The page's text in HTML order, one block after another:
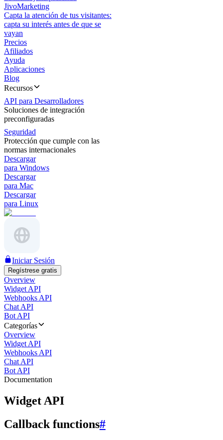
JivoMarketing
Capta la atención de tus visitantes:
capta su interés antes de que se
vayan
Precios
Afiliados
Ayuda
Aplicaciones
Blog
Recursos
API para Desarrolladores
Soluciones de integración
preconfiguradas
Seguridad
Protección que cumple con las
normas internacionales
Descargar
para Windows
Descargar
para Mac
Descargar
para Linux
Iniciar Sesión
Regístrese gratis
Overview
Widget API
Webhooks API
Chat API
Bot API
Categorías
Overview
Widget API
Webhooks API
Chat API
Bot API
Documentation
Widget API
Callback functions#